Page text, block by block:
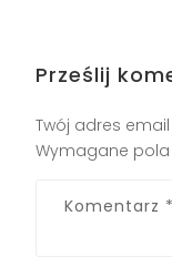
Prześlij
Twój adres
Wymagane